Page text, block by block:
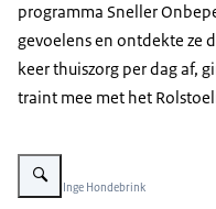
programma Sneller
gevoelens en ontdekte ze
keer thuiszorg per dag af,
traint mee met het
Vergroot afbeelding Cynthia
Beeld: © Inge Hondebrink